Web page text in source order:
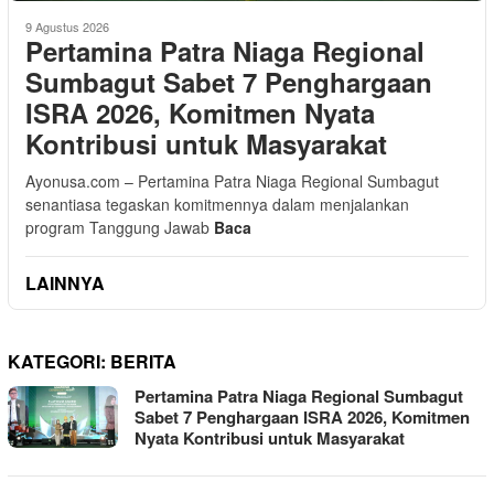
9 Agustus 2026
Pertamina Patra Niaga Regional
Sumbagut Sabet 7 Penghargaan
ISRA 2026, Komitmen Nyata
Kontribusi untuk Masyarakat
Ayonusa.com – Pertamina Patra Niaga Regional Sumbagut
senantiasa tegaskan komitmennya dalam menjalankan
program Tanggung Jawab Baca
LAINNYA
KATEGORI: BERITA
Pertamina Patra Niaga Regional Sumbagut
Sabet 7 Penghargaan ISRA 2026, Komitmen
Nyata Kontribusi untuk Masyarakat